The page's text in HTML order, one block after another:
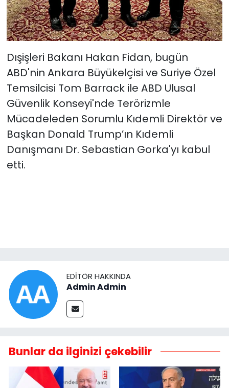
Dışişleri Bakanı Hakan Fidan, bugün
ABD'nin Ankara Büyükelçisi ve Suriye Özel
Temsilcisi Tom Barrack ile ABD Ulusal
Güvenlik Konseyi'nde Terörizmle
Mücadeleden Sorumlu Kıdemli Direktör ve
Başkan Donald Trump’ın Kıdemli
Danışmanı Dr. Sebastian Gorka'yı kabul
etti.
EDITÖR HAKKINDA
Admin Admin
Bunlar da ilginizi çekebilir